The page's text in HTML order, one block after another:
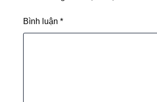
Bình luận *